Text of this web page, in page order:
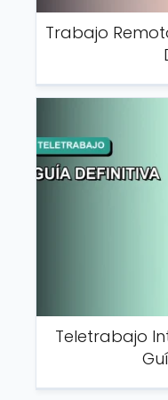
Trabajo
Teletrabajo